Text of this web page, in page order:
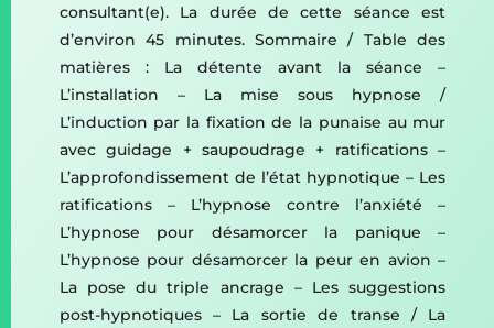
consultant(e). La durée de cette séance est
d’environ 45 minutes. Sommaire / Table des
matières : La détente avant la séance –
L’installation – La mise sous hypnose /
L’induction par la fixation de la punaise au mur
avec guidage + saupoudrage + ratifications –
L’approfondissement de l’état hypnotique – Les
ratifications – L’hypnose contre l’anxiété –
L’hypnose pour désamorcer la panique –
L’hypnose pour désamorcer la peur en avion –
La pose du triple ancrage – Les suggestions
post-hypnotiques – La sortie de transe / La